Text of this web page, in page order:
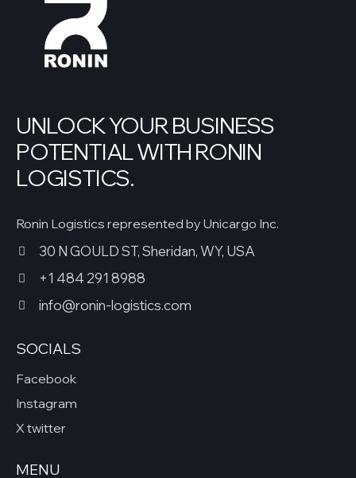
UNLOCK YOUR BUSINESS
POTENTIAL WITH RONIN
LOGISTICS.
Ronin Logistics represented by Unicargo Inc.
30 N GOULD ST, Sheridan, WY, USA
+1 484 291 8988
info@ronin-logistics.com
SOCIALS
Facebook
Instagram
X twitter
MENU